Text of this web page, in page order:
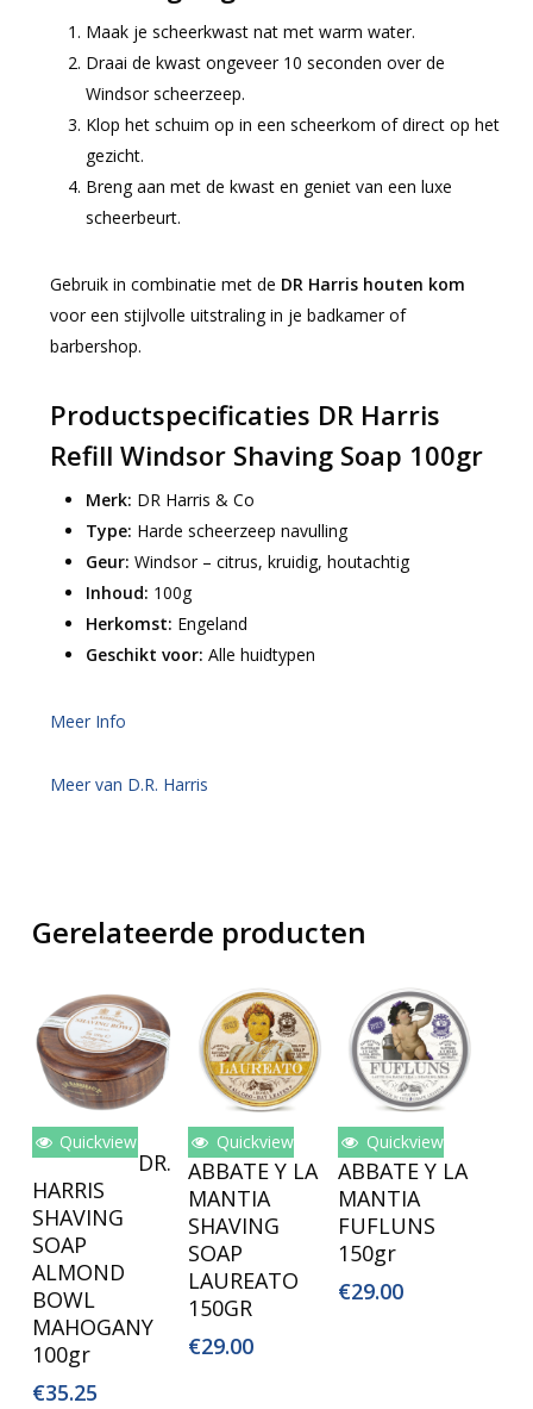
Maak je scheerkwast nat met warm water.
Draai de kwast ongeveer 10 seconden over de
Windsor scheerzeep.
Klop het schuim op in een scheerkom of direct op het
gezicht.
Breng aan met de kwast en geniet van een luxe
scheerbeurt.
Gebruik in combinatie met de DR Harris houten kom
voor een stijlvolle uitstraling in je badkamer of
barbershop.
Productspecificaties DR Harris
Refill Windsor Shaving Soap 100gr
Merk: DR Harris & Co
Type: Harde scheerzeep navulling
Geur: Windsor – citrus, kruidig, houtachtig
Inhoud: 100g
Herkomst: Engeland
Geschikt voor: Alle huidtypen
Meer Info
Meer van D.R. Harris
Gerelateerde producten
Toevoegen
Aan
Winkelwagen
Quickview
DR.
HARRIS
SHAVING
SOAP
ALMOND
BOWL
MAHOGANY
100gr
€35.25
Lees Verder
Quickview
ABBATE Y LA
MANTIA
SHAVING
SOAP
LAUREATO
150GR
€29.00
Toevoegen
Aan
Winkelwagen
Quickview
ABBATE Y LA
MANTIA
FUFLUNS
150gr
€29.00